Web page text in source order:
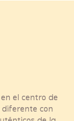
el centro de
diferente con